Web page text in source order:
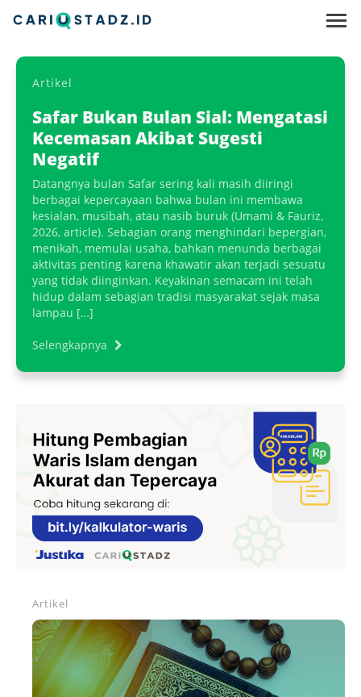
Artikel
Safar Bukan Bulan Sial: Mengatasi
Kecemasan Akibat Sugesti
Negatif
Datangnya bulan Safar sering kali masih diiringi
berbagai kepercayaan bahwa bulan ini membawa
kesialan, musibah, atau nasib buruk (Umami & Fauriz,
2026, article). Sebagian orang menghindari bepergian,
menikah, memulai usaha, bahkan menunda berbagai
aktivitas penting karena khawatir akan terjadi sesuatu
yang tidak diinginkan. Keyakinan semacam ini telah
hidup dalam sebagian tradisi masyarakat sejak masa
lampau […]
Selengkapnya
Artikel